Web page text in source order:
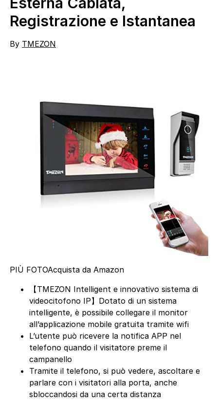
Registrazione e Istantanea
By TMEZON
PIÙ FOTOAcquista da Amazon
【TMEZON Intelligent e innovativo sistema di
videocitofono IP】Dotato di un sistema
intelligente, è possibile collegare il monitor
all’applicazione mobile gratuita tramite wifi
L’utente può ricevere la notifica APP nel
telefono quando il visitatore preme il
campanello
Tramite il telefono, si può vedere, ascoltare e
parlare con i visitatori alla porta, anche
sbloccandosi da una certa distanza